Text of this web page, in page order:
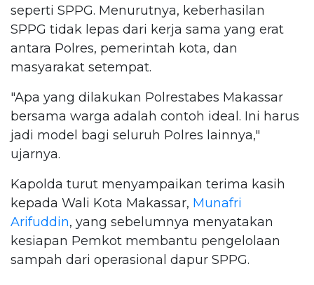
seperti SPPG. Menurutnya, keberhasilan
SPPG tidak lepas dari kerja sama yang erat
antara Polres, pemerintah kota, dan
masyarakat setempat.
"Apa yang dilakukan Polrestabes Makassar
bersama warga adalah contoh ideal. Ini harus
jadi model bagi seluruh Polres lainnya,"
ujarnya.
Kapolda turut menyampaikan terima kasih
kepada Wali Kota Makassar, Munafri
Arifuddin, yang sebelumnya menyatakan
kesiapan Pemkot membantu pengelolaan
sampah dari operasional dapur SPPG.